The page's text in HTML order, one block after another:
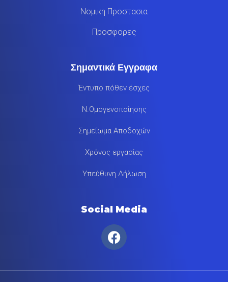
Νομικη Προστασια
Προσφορες
Σημαντικά Εγγραφα
Έντυπο πόθεν έσχες
Ν.Ομογενοποίησης
Σημείωμα Αποδοχών
Χρόνος εργασίας
Υπεύθυνη Δήλωση
Social Media